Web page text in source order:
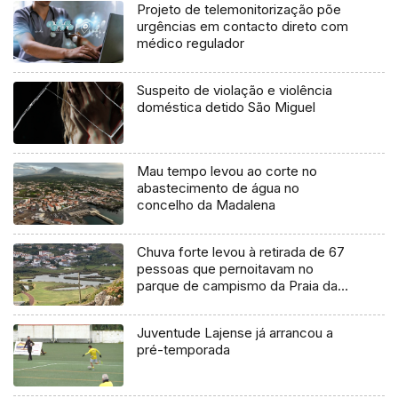
Projeto de telemonitorização põe
urgências em contacto direto com
médico regulador
Suspeito de violação e violência
doméstica detido São Miguel
Mau tempo levou ao corte no
abastecimento de água no
concelho da Madalena
Chuva forte levou à retirada de 67
pessoas que pernoitavam no
parque de campismo da Praia da
Juventude Lajense já arrancou a
pré-temporada